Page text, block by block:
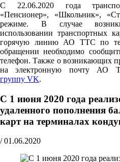
С 22.06.2020 года
«Пенсионер», «Школьник»,
режиме. В случае
использовании транспортных
горячую линию АО ТТС по
обращении необходимо
телефон. Также о возникающих
на электронную почту
группу VK.
С 1 июня 2020 года
удаленного пополнения
карт на терминалах
/ 01.06.2020